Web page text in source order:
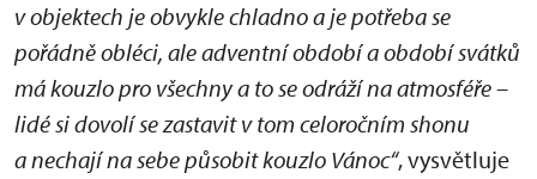
v objektech je obvykle chladno a je potřeba se
pořádně obléci, ale adventní období a období svátků
má kouzlo pro všechny a to se odráží na atmosféře –
lidé si dovolí se zastavit v tom celoročním shonu
a nechají na sebe působit kouzlo Vánoc“, vysvětluje